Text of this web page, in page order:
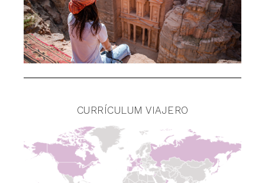
CURRÍCULUM VIAJERO